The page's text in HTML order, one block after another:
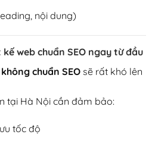
nội dung)
web chuẩn SEO ngay từ đầu
không chuẩn SEO sẽ rất khó lên
tại Hà Nội cần đảm bảo:
tốc độ